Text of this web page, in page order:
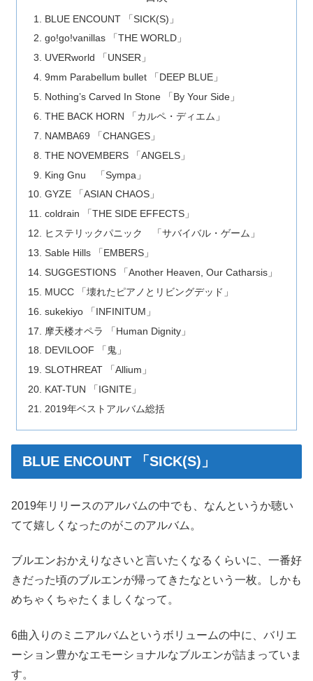
BLUE ENCOUNT 「SICK(S)」
go!go!vanillas 「THE WORLD」
UVERworld 「UNSER」
9mm Parabellum bullet 「DEEP BLUE」
Nothing’s Carved In Stone 「By Your Side」
THE BACK HORN 「カルペ・ディエム」
NAMBA69 「CHANGES」
THE NOVEMBERS 「ANGELS」
King Gnu 「Sympa」
GYZE 「ASIAN CHAOS」
coldrain 「THE SIDE EFFECTS」
ヒステリックパニック 「サバイバル・ゲーム」
Sable Hills 「EMBERS」
SUGGESTIONS 「Another Heaven, Our Catharsis」
MUCC 「壊れたピアノとリビングデッド」
sukekiyo 「INFINITUM」
摩天楼オペラ 「Human Dignity」
DEVILOOF 「鬼」
SLOTHREAT 「Allium」
KAT-TUN 「IGNITE」
2019年ベストアルバム総括
BLUE ENCOUNT 「SICK(S)」
2019年リリースのアルバムの中でも、なんというか聴い
てて嬉しくなったのがこのアルバム。
ブルエンおかえりなさいと言いたくなるくらいに、一番好
きだった頃のブルエンが帰ってきたなという一枚。しかも
めちゃくちゃたくましくなって。
6曲入りのミニアルバムというボリュームの中に、バリエ
ーション豊かなエモーショナルなブルエンが詰まっていま
す。